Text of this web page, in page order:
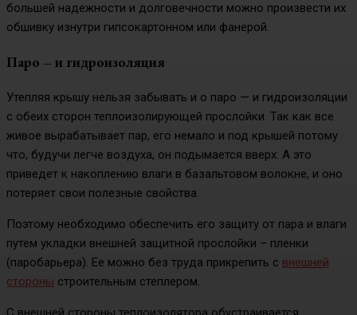
большей надежности и долговечности можно произвести их
обшивку изнутри гипсокартонном или фанерой.
Паро – и гидроизоляция
Утепляя крышу нельзя забывать и о паро — и гидроизоляции
с обеих сторон теплоизолирующей прослойки. Так как все
живое вырабатывает пар, его немало и под крышей потому
что, будучи легче воздуха, он подымается вверх. А это
приведет к накоплению влаги в базальтовом волокне, и оно
потеряет свои полезные свойства.
Поэтому необходимо обеспечить его защиту от пара и влаги
путем укладки внешней защитной прослойки – пленки
(паробарьера). Ее можно без труда прикрепить с внешней
стороны строительным степлером.